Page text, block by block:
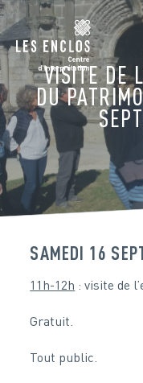
VISITE DE
DU
SAMEDI 16
11h-12h : visite de
Gratuit.
Tout public.